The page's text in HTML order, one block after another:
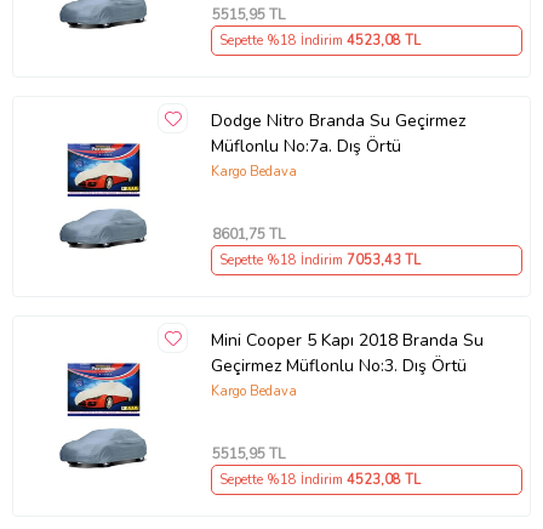
Paket İçeriği
Mini Cooper Jcw Uyumlu Countryman Branda Su Geçirmez Müflonlu
Siparişleriniz darbe emici özel ambalajlarla, kargoda zarar
görmeyecek şekilde paketlenerek tarafınıza ulaştırılır. %100
Müşteri memnuniyeti garantisiyle.
5515,95 TL
Sepette %18 İndirim 4523,08 TL
Dodge Nitro Branda Su Geçirmez
Müflonlu No:7a. Dış Örtü
Kargo Bedava
8601,75 TL
Sepette %18 İndirim 7053,43 TL
Mini Cooper 5 Kapı 2018 Branda Su
Geçirmez Müflonlu No:3. Dış Örtü
Kargo Bedava
5515,95 TL
Sepette %18 İndirim 4523,08 TL